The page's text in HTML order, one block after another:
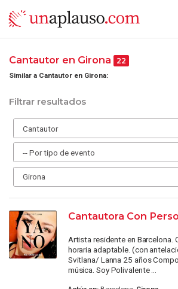
Cantautor en Girona 22
Similar a Cantautor en Girona:
Filtrar resultados
Cantautora Con
Artista residente en Barcelona.
horaria adaptable. (con
Svitlana/ Lanna 25 años
música. Soy Polivalente ...